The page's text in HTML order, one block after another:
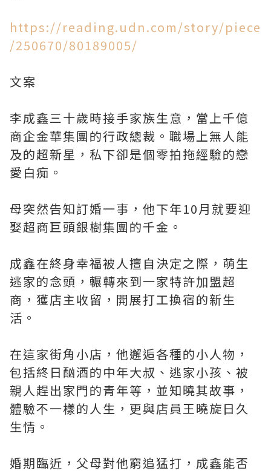
https://reading.udn.com/story/piece
/250670/80189005/
文案
李成鑫三十歲時接手家族生意，當上千億
商企金華集團的行政總裁。職場上無人能
及的超新星，私下卻是個零拍拖經驗的戀
愛白痴。
母突然告知訂婚一事，他下年10月就要迎
娶超商巨頭銀樹集團的千金。
成鑫在終身幸福被人擅自決定之際，萌生
逃家的念頭，輾轉來到一家特許加盟超
商，獲店主收留，開展打工換宿的新生
活。
在這家街角小店，他邂逅各種的小人物，
包括終日酗酒的中年大叔、逃家小孩、被
親人趕出家門的青年等，並知曉其故事，
體驗不一樣的人生，更與店員王曉旋日久
生情。
婚期臨近，父母對他窮追猛打，成鑫能否